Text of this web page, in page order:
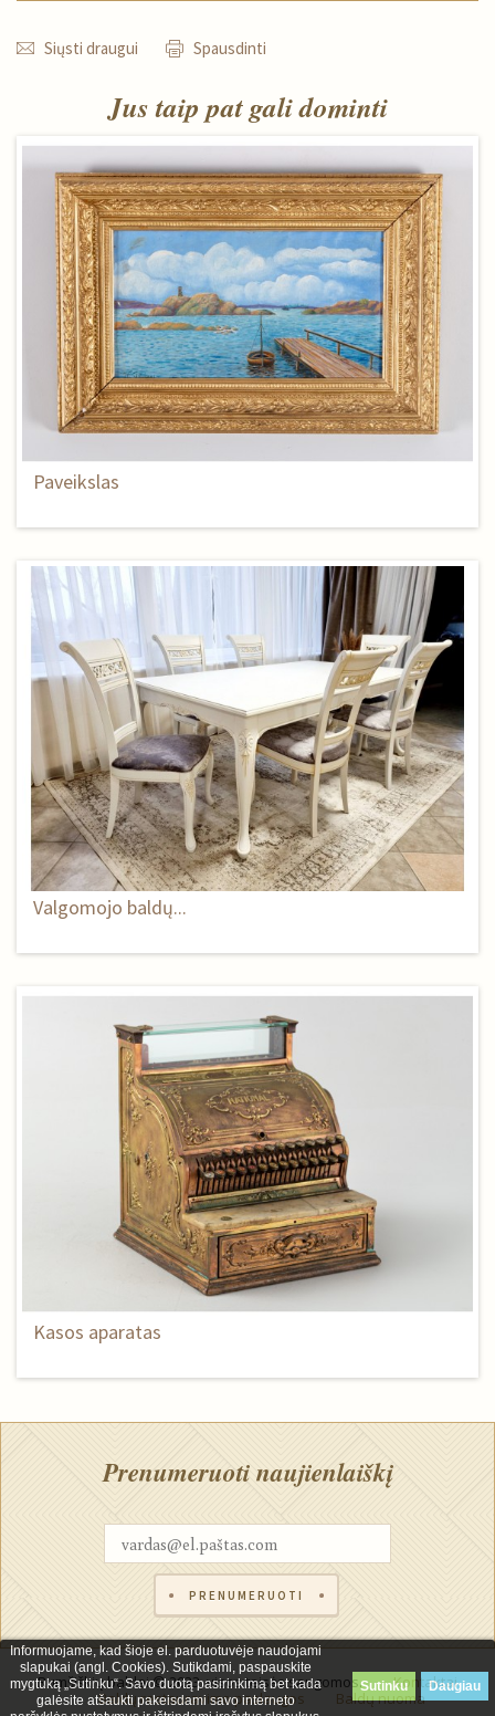
Informuojame, kad šioje el. parduotuvėje naudojami
slapukai (angl. Cookies). Sutikdami, paspauskite
mygtuką „Sutinku“. Savo duotą pasirinkimą bet kada
galėsite atšaukti pakeisdami savo interneto
Sutinku Daugiau
Siųsti draugui Spausdinti
Jus taip pat gali dominti
Paveikslas
Valgomojo baldų...
Kasos aparatas
Prenumeruoti naujienlaiškį
PRENUMERUOTI
Rumšiškių baldai © 2023, visos teisės saugomos.
Kontaktai
Baldų restauravimo paslaugos
Baldų nuoma